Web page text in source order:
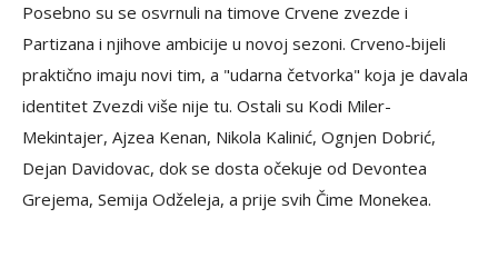
Posebno su se osvrnuli na timove Crvene zvezde i
Partizana i njihove ambicije u novoj sezoni. Crveno-bijeli
praktično imaju novi tim, a "udarna četvorka" koja je davala
identitet Zvezdi više nije tu. Ostali su Kodi Miler-
Mekintajer, Ajzea Kenan, Nikola Kalinić, Ognjen Dobrić,
Dejan Davidovac, dok se dosta očekuje od Devontea
Grejema, Semija Odželeja, a prije svih Čime Monekea.